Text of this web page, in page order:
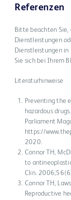
Referenzen
Bitte beachten Sie,
Dienstleistungen
Dienstleistungen
Sie sich bei Ihrem
Literaturhinweise
Preventing the
hazardous
Parliament
https://
2020.
Connor TH,
to
Clin.
Connor TH,
Reproductive